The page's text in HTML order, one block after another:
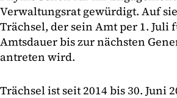
Verwaltungsrat gewürdigt. Auf
Trächsel, der sein Amt per 1. Juli
Amtsdauer bis zur nächsten
antreten wird.
Trächsel ist seit 2014 bis 30. Juni